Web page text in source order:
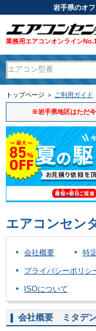
岩手県のオ
業務用エアコンオンライン
トップページ ＞ ご利用ガイド
※岩手県地区はただ今
エアコンセン
会社概要 特
プライバシーポリシ
ISOについて
会社概要 ミタデ